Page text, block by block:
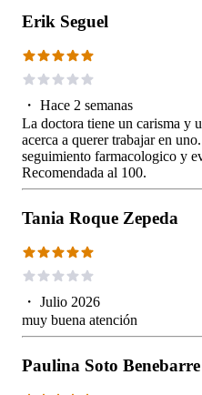
Erik Seguel
・ Hace 2 semanas
La doctora tiene un carisma y
acerca a querer trabajar en
seguimiento farmacologico y
Recomendada al 100.
Tania Roque Zepeda
・ Julio 2026
muy buena atención
Paulina Soto Benebarre